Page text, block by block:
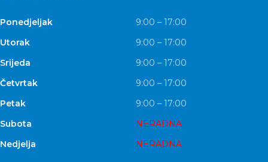
Ponedjeljak
9:00 – 17:00
Utorak
9:00 – 17:00
Srijeda
9:00 – 17:00
Četvrtak
9:00 – 17:00
Petak
9:00 – 17:00
Subota
NERADNA
Nedjelja
NERADNA